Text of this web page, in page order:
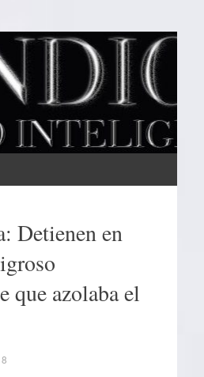
Detienen en
que azolaba el